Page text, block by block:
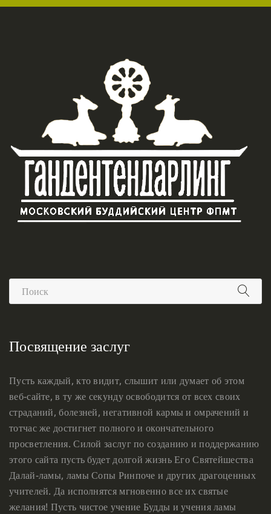
Посвящение заслуг
Пусть каждый, кто видит, слышит или думает об этом
веб-сайте, в ту же секунду освободится от всех своих
страданий, болезней, негативной кармы и омрачений и
тотчас же достигнет полного и окончательного
просветления. Силой заслуг по созданию и поддержанию
этого сайта пусть будет долгой жизнь Его Святейшества
Далай-ламы, ламы Сопы Ринпоче и других драгоценных
учителей. Да исполнятся мгновенно все их святые
желания! Пусть чистое учение Будды и учения ламы